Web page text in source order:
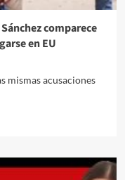
comparece
en EU
mismas acusaciones